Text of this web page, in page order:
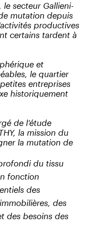
secteur Gallieni-
mutation depuis
productives
certains tardent à
et
le quartier
entreprises
historiquement
de l’étude
la mission du
la mutation de
du tissu
fonction
des
des
des besoins des